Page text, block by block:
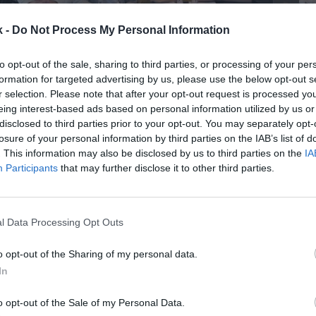
- Do Not Process My Personal Information
opt-out of the sale, sharing to third parties, or processing of your
for targeted advertising by us, please use the below opt-out
selection. Please note that after your opt-out request is processed
interest-based ads based on personal information utilized by us
to third parties prior to your opt-out. You may separately
of your personal information by third parties on the IAB’s list of
This information may also be disclosed by us to third parties on the
Participants that may further disclose it to other third parties.
Data Processing Opt Outs
opt-out of the Sharing of my personal data.
opt-out of the Sale of my Personal Data.
Guardar Me gusta
nuevas marcas en su segundo año en la
un acuerdocon el concesionario local
informado en un comunicado. Se desconocen los
y Kaiku. Drift, Ozone, Qpad, Up&You y
de la alianza con Bisons, dándonos la
un público más joven a través de nuevos canales.
un nuevo mundo totalmente desconocido
y